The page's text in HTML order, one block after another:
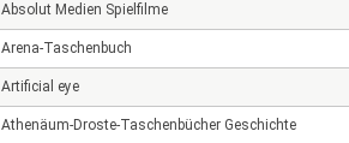
Absolut Medien Spielfilme
Arena-Taschenbuch
Artificial eye
Athenäum-Droste-Taschenbücher Geschichte